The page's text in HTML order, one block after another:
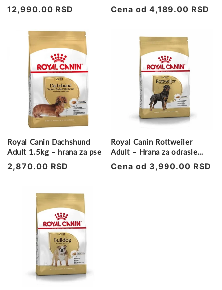
odrasle pse 12kg
Regularna
12,990.00 RSD
štence
Regularna
Cena od 4,189.00 RSD
Royal Canin Dachshund
Adult 1.5kg – hrana za pse
Regularna
2,870.00 RSD
Royal Canin Rottweiler
Adult – Hrana za odrasle
rotvajlere
Regularna
Cena od 3,990.00 RSD